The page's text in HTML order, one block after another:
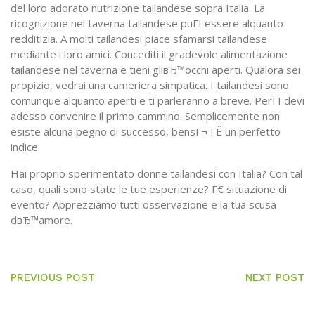
del loro adorato nutrizione tailandese sopra Italia. La
ricognizione nel taverna tailandese puГІ essere alquanto
redditizia. A molti tailandesi piace sfamarsi tailandese
mediante i loro amici. Concediti il gradevole alimentazione
tailandese nel taverna e tieni gliвЂ™occhi aperti. Qualora sei
propizio, vedrai una cameriera simpatica. I tailandesi sono
comunque alquanto aperti e ti parleranno a breve. PerГІ devi
adesso convenire il primo cammino. Semplicemente non
esiste alcuna pegno di successo, bensГ¬ ГЁ un perfetto
indice.
Hai proprio sperimentato donne tailandesi con Italia? Con tal
caso, quali sono state le tue esperienze? Г€ situazione di
evento? Apprezziamo tutti osservazione e la tua scusa
dвЂ™amore.
PREVIOUS POST NEXT POST